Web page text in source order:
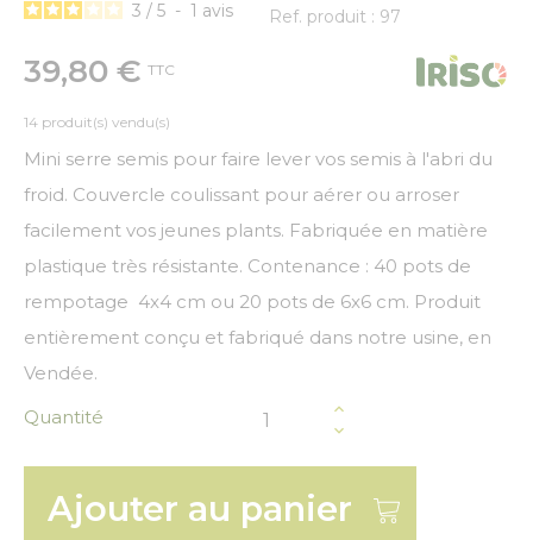
3 / 5 - 1 avis Ref. produit : 97
39,80 € TTC
14 produit(s) vendu(s)
Mini serre semis pour faire lever vos semis à l'abri du
froid. Couvercle coulissant pour aérer ou arroser
facilement vos jeunes plants. Fabriquée en matière
plastique très résistante. Contenance : 40 pots de
rempotage 4x4 cm ou 20 pots de 6x6 cm. Produit
entièrement conçu et fabriqué dans notre usine, en
Vendée.
Quantité
Ajouter au panier